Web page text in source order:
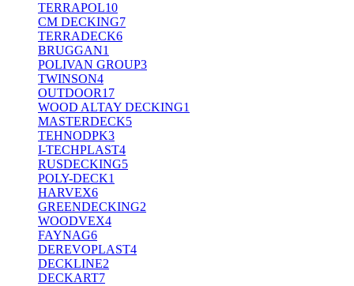
TERRAPOL10
CM DECKING7
TERRADECK6
BRUGGAN1
POLIVAN GROUP3
TWINSON4
OUTDOOR17
WOOD ALTAY DECKING1
MASTERDECK5
TEHNODPK3
I-TECHPLAST4
RUSDECKING5
POLY-DECK1
HARVEX6
GREENDECKING2
WOODVEX4
FAYNAG6
DEREVOPLAST4
DECKLINE2
DECKART7